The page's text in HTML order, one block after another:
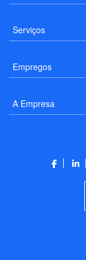
Serviços
Empregos
A Empresa